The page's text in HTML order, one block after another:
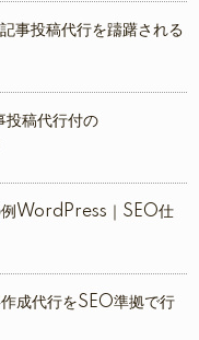
事投稿代行を躊躇される
投稿代行付の
例WordPress｜SEO仕
成代行をSEO準拠で行